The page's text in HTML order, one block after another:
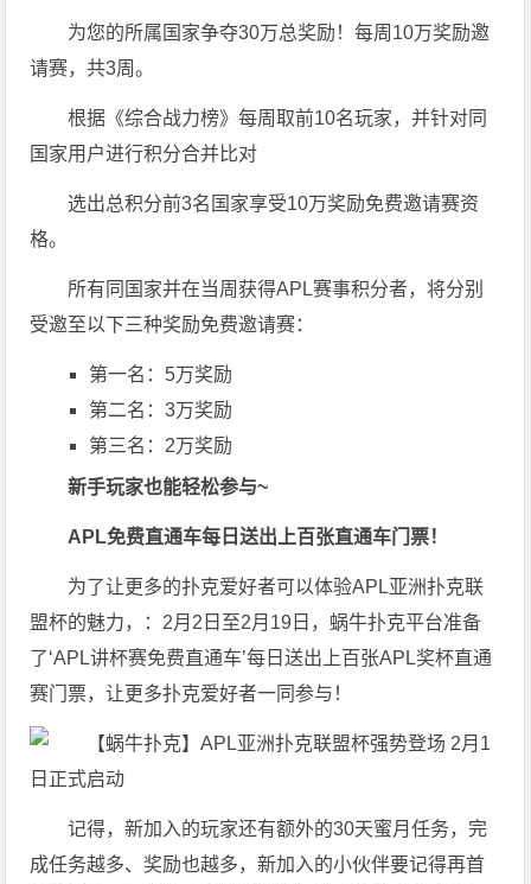
为您的所属国家争夺30万总奖励！每周10万奖励邀
请赛，共3周。
根据《综合战力榜》每周取前10名玩家，并针对同
国家用户进行积分合并比对
选出总积分前3名国家享受10万奖励免费邀请赛资
格。
所有同国家并在当周获得APL赛事积分者，将分别
受邀至以下三种奖励免费邀请赛：
第一名：5万奖励
第二名：3万奖励
第三名：2万奖励
新手玩家也能轻松参与~
APL免费直通车每日送出上百张直通车门票！
为了让更多的扑克爱好者可以体验APL亚洲扑克联
盟杯的魅力，：2月2日至2月19日，蜗牛扑克平台准备
了‘APL讲杯赛免费直通车’每日送出上百张APL奖杯直通
赛门票，让更多扑克爱好者一同参与！
记得，新加入的玩家还有额外的30天蜜月任务，完
成任务越多、奖励也越多，新加入的小伙伴要记得再首